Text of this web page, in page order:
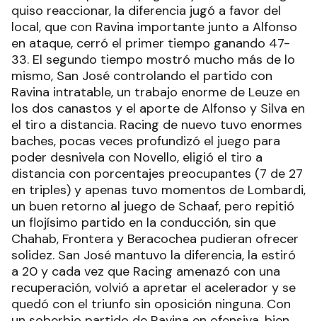
quiso reaccionar, la diferencia jugó a favor del
local, que con Ravina importante junto a Alfonso
en ataque, cerró el primer tiempo ganando 47-
33. El segundo tiempo mostró mucho más de lo
mismo, San José controlando el partido con
Ravina intratable, un trabajo enorme de Leuze en
los dos canastos y el aporte de Alfonso y Silva en
el tiro a distancia. Racing de nuevo tuvo enormes
baches, pocas veces profundizó el juego para
poder desnivela con Novello, eligió el tiro a
distancia con porcentajes preocupantes (7 de 27
en triples) y apenas tuvo momentos de Lombardi,
un buen retorno al juego de Schaaf, pero repitió
un flojísimo partido en la conducción, sin que
Chahab, Frontera y Beracochea pudieran ofrecer
solidez. San José mantuvo la diferencia, la estiró
a 20 y cada vez que Racing amenazó con una
recuperación, volvió a apretar el acelerador y se
quedó con el triunfo sin oposición ninguna. Con